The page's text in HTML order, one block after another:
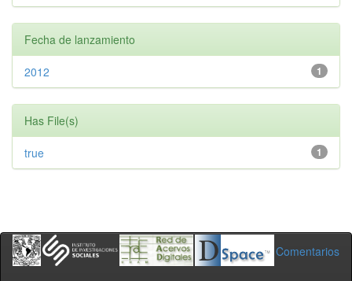
Fecha de lanzamiento
1
2012
Has File(s)
1
true
Comentarios